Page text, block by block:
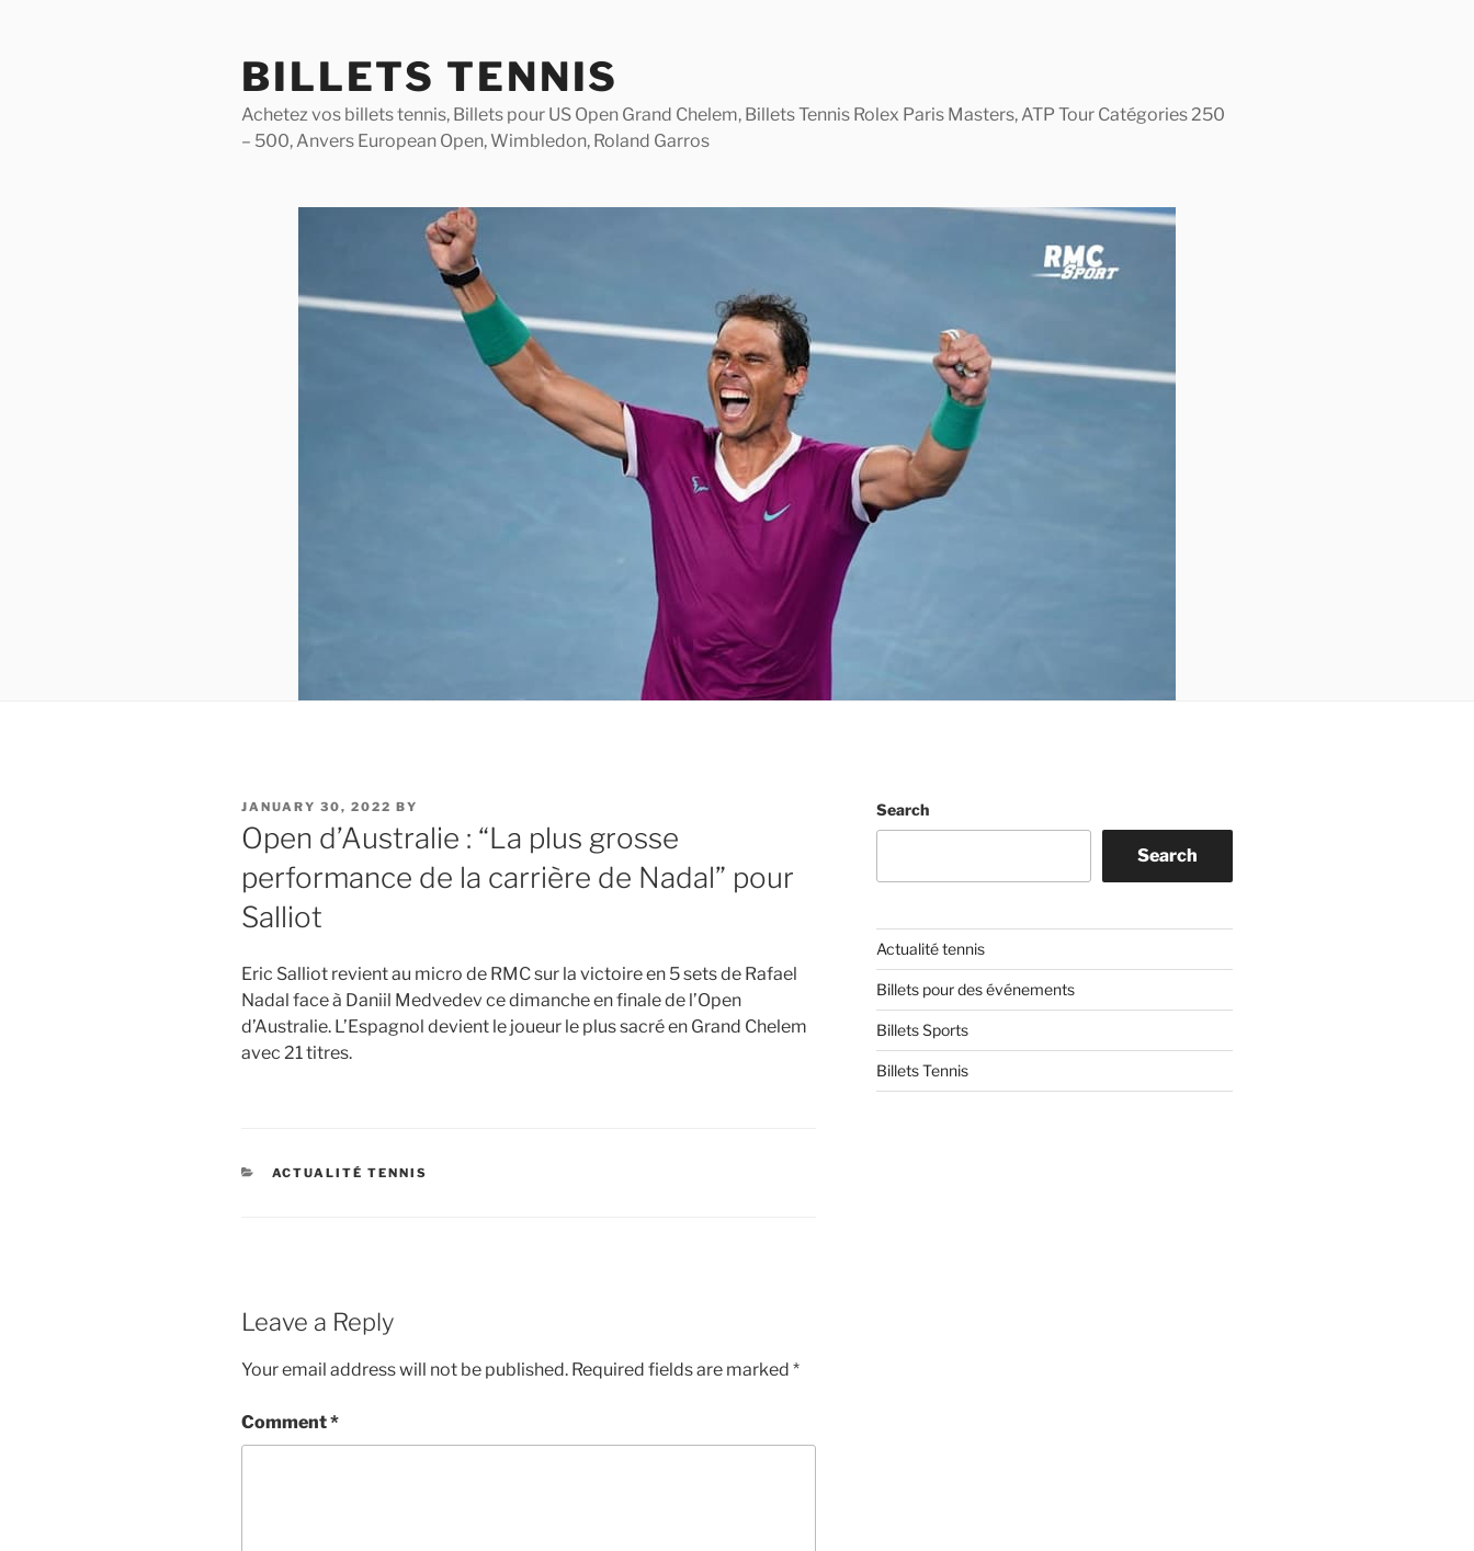
BILLETS TENNIS
Achetez vos billets tennis, Billets pour US Open Grand Chelem, Billets Tennis Rolex Paris Masters, ATP Tour Catégories 250
– 500, Anvers European Open, Wimbledon, Roland Garros
POSTED
ON
JANUARY 30, 2022 BY
Open d’Australie : “La plus grosse
performance de la carrière de Nadal” pour
Salliot
Eric Salliot revient au micro de RMC sur la victoire en 5 sets de Rafael
Nadal face à Daniil Medvedev ce dimanche en finale de l’Open
d’Australie. L’Espagnol devient le joueur le plus sacré en Grand Chelem
avec 21 titres.
CATEGORIES
ACTUALITÉ TENNIS
Leave a Reply
Your email address will not be published. Required fields are marked *
Comment*
Search
Search
Actualité tennis
Billets pour des événements
Billets Sports
Billets Tennis